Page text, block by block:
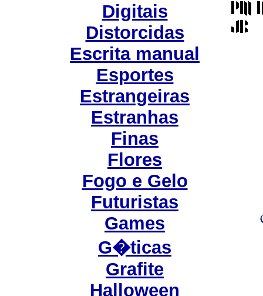
Digitais
Distorcidas
Escrita manual
Esportes
Estrangeiras
Estranhas
Finas
Flores
Fogo e Gelo
Futuristas
Games
G�ticas
Grafite
Halloween